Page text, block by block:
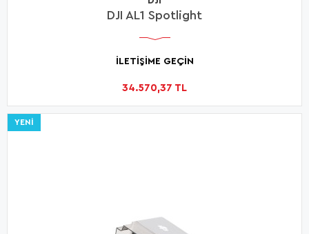
DJI AL1 Spotlight
34.570,37 TL
İLETİŞİME GEÇİN
YENI